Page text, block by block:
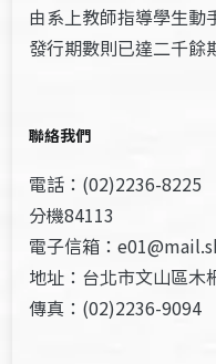
由系上教師指導學生動
發行期數則已達二千餘
聯絡我們
電話：(02)2236-8225
分機84113
電子信箱：
地址：台北市文山區木
傳真：(02)2236-9094